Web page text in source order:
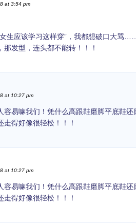
at 3:54 pm
生应该学习这样穿”，我都想破口大骂
发型，连头都不能转！！！
at 10:27 pm
容易嘛我们！凭什么高跟鞋磨脚平底鞋还
得好像很轻松！！！
at 10:27 pm
容易嘛我们！凭什么高跟鞋磨脚平底鞋还
得好像很轻松！！！